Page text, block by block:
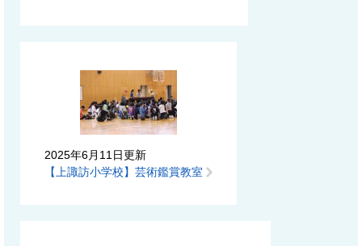
2025年6月11日更新
【上諏訪小学校】芸術鑑賞教室